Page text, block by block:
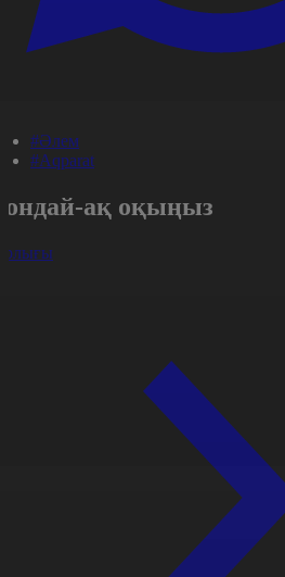
#Әлем
#Aqparat
ақ оқыңыз